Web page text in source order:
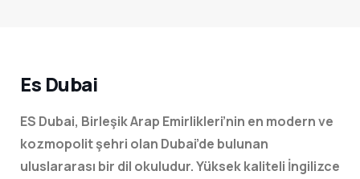
Es Dubai
ES Dubai, Birleşik Arap Emirlikleri’nin en modern ve
kozmopolit şehri olan Dubai’de bulunan
uluslararası bir dil okuludur. Yüksek kaliteli İngilizce